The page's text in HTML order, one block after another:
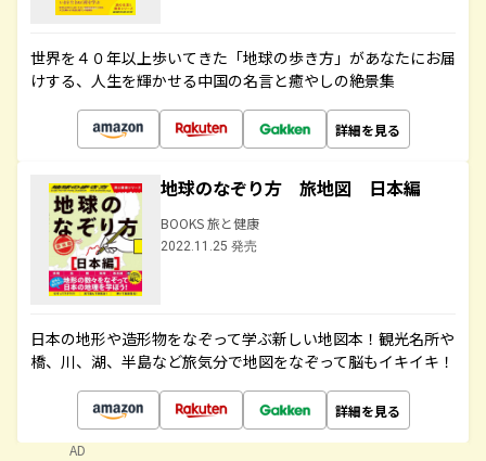
世界を４０年以上歩いてきた「地球の歩き方」があなたにお届
けする、人生を輝かせる中国の名言と癒やしの絶景集
詳細を見る
地球のなぞり方 旅地図 日本編
BOOKS 旅と健康
2022.11.25 発売
日本の地形や造形物をなぞって学ぶ新しい地図本！観光名所や
橋、川、湖、半島など旅気分で地図をなぞって脳もイキイキ！
詳細を見る
AD